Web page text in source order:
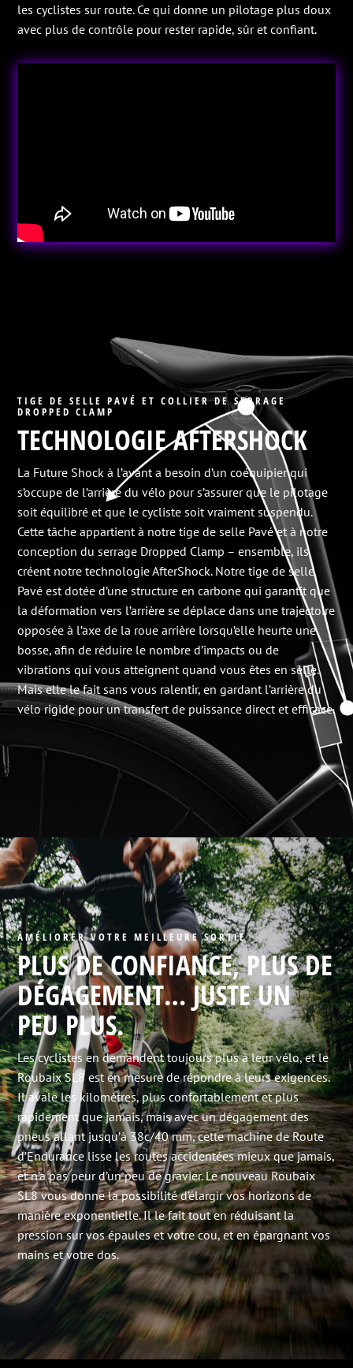
les cyclistes sur route. Ce qui donne un pilotage plus doux
avec plus de contrôle pour rester rapide, sûr et confiant.
TIGE DE SELLE PAVÉ ET COLLIER DE SERRAGE
DROPPED CLAMP
TECHNOLOGIE AFTERSHOCK
La Future Shock à l’avant a besoin d’un coéquipier qui
s’occupe de l’arrière du vélo pour s’assurer que le pilotage
soit équilibré et que le cycliste soit vraiment suspendu.
Cette tâche appartient à notre tige de selle Pavé et à notre
conception du serrage Dropped Clamp – ensemble, ils
créent notre technologie AfterShock. Notre tige de selle
Pavé est dotée d’une structure en carbone qui garantit que
la déformation vers l’arrière se déplace dans une trajectoire
opposée à l’axe de la roue arrière lorsqu’elle heurte une
bosse, afin de réduire le nombre d’impacts ou de
vibrations qui vous atteignent quand vous êtes en selle.
Mais elle le fait sans vous ralentir, en gardant l’arrière du
vélo rigide pour un transfert de puissance direct et efficace.
AMÉLIORER VOTRE MEILLEURE SORTIE
PLUS DE CONFIANCE, PLUS DE
DÉGAGEMENT… JUSTE UN
PEU PLUS.
Les cyclistes en demandent toujours plus à leur vélo, et le
Roubaix SL8 est en mesure de répondre à leurs exigences.
Il avale les kilomètres, plus confortablement et plus
rapidement que jamais, mais avec un dégagement des
pneus allant jusqu’à 38c/40 mm, cette machine de Route
d’Endurance lisse les routes accidentées mieux que jamais,
et n’a pas peur d’un peu de gravier. Le nouveau Roubaix
SL8 vous donne la possibilité d’élargir vos horizons de
manière exponentielle. Il le fait tout en réduisant la
pression sur vos épaules et votre cou, et en épargnant vos
mains et votre dos.